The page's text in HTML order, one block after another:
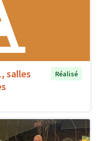
salles
Réalisé